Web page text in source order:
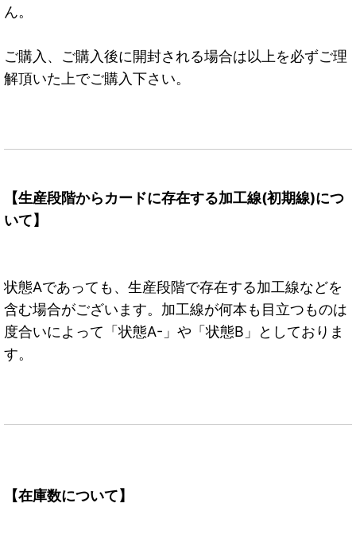
ん。
ご購入、ご購入後に開封される場合は以上を必ずご理
解頂いた上でご購入下さい。
【生産段階からカードに存在する加工線(初期線)につ
いて】
状態Aであっても、生産段階で存在する加工線などを
含む場合がございます。加工線が何本も目立つものは
度合いによって「状態A-」や「状態B」としておりま
す。
【在庫数について】